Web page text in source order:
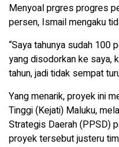
Menyoal prgres progres
persen, Ismail mengaku
“Saya tahunya sudah 100
yang disodorkan ke saya,
tahun, jadi tidak sempat
Yang menarik, proyek ini
Tinggi (Kejati) Maluku,
Strategis Daerah (PPSD)
proyek tersebut justeru